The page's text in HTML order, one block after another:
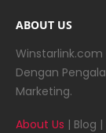
ABOUT US
Dengan
Marketing.
About Us | Blog |